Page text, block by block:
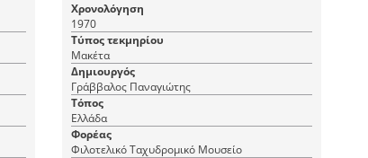
Χρονολόγηση
1970
Τύπος τεκμηρίου
Μακέτα
Δημιουργός
Γράββαλος Παναγιώτης
Τόπος
Ελλάδα
Φορέας
Φιλοτελικό Ταχυδρομικό Μουσείο